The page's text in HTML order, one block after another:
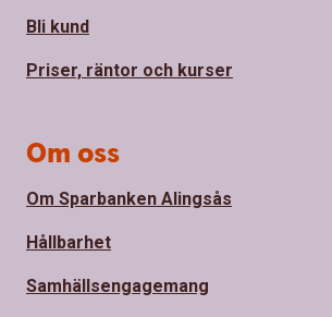
Bli kund
Priser, räntor och kurser
Om oss
Om Sparbanken Alingsås
Hållbarhet
Samhällsengagemang